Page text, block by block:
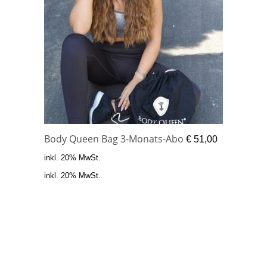
Body Queen Bag 3-Monats-Abo € 51,00
inkl. 20% MwSt.
inkl. 20% MwSt.